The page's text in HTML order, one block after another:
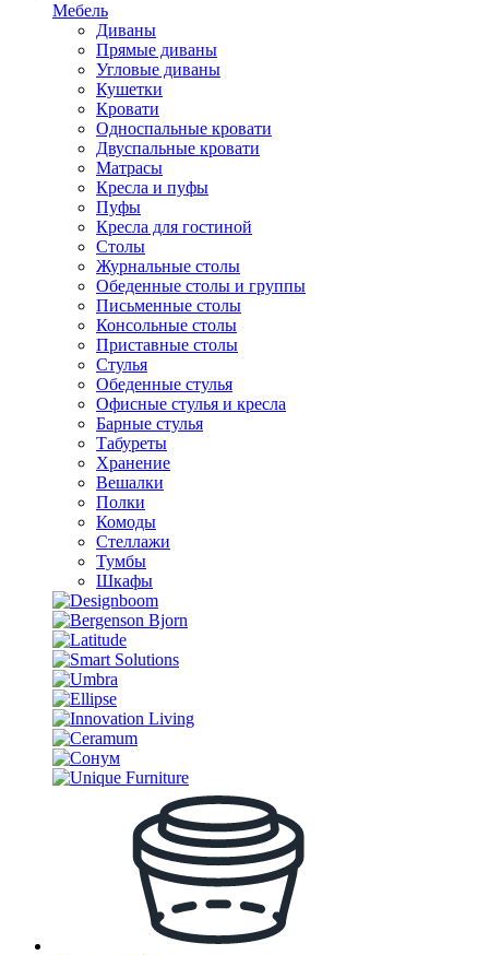
Мебель
Диваны
Прямые диваны
Угловые диваны
Кушетки
Кровати
Односпальные кровати
Двуспальные кровати
Матрасы
Кресла и пуфы
Пуфы
Кресла для гостиной
Столы
Журнальные столы
Обеденные столы и группы
Письменные столы
Консольные столы
Приставные столы
Стулья
Обеденные стулья
Офисные стулья и кресла
Барные стулья
Табуреты
Хранение
Вешалки
Полки
Комоды
Стеллажи
Тумбы
Шкафы